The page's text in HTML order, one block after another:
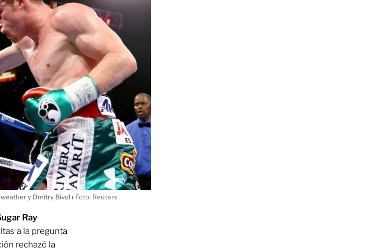
y Dmitry Bivolı Foto: Reuters
Ray
a la pregunta
rechazó la